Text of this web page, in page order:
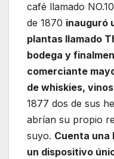
café llamado
de 1870 inauguró
plantas llamado
bodega y
comerciante
de whiskies,
1877 dos de sus
abrían su propio
suyo. Cuenta una
un dispositivo